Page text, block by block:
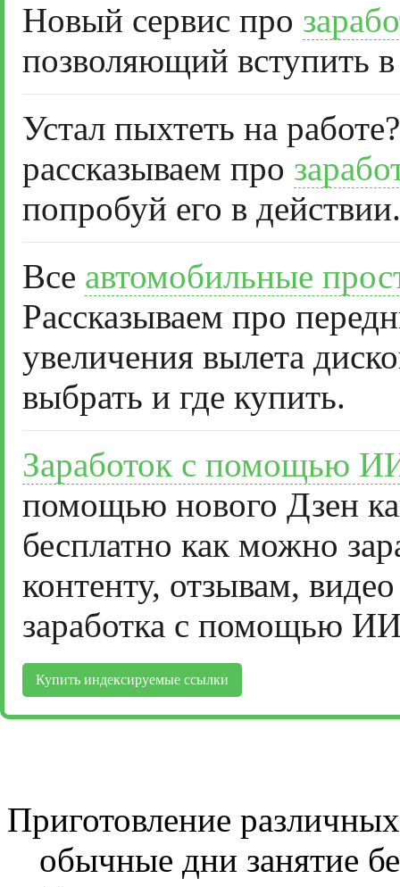
Новый сервис про
позволяющий вступить
Устал пыхтеть на
рассказываем про
попробуй его в действии.
Все автомобильные
Рассказываем про
увеличения вылета
выбрать и где купить.
Заработок с помощью
помощью нового Дзен
бесплатно как можно
контенту, отзывам,
заработка с помощью
Купить индексируемые ссылки
Приготовление
обычные дни занятие